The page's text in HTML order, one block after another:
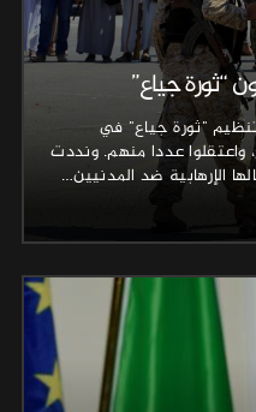
“ثورة جياع”
"ثورة جياع" في
واعتقلوا عددا منهم. ونددت
الإرهابية ضد المدنيين…